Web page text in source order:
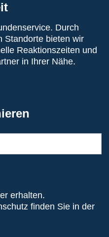
Durch
Standorte bieten wir
Reaktionszeiten und
in Ihrer Nähe.
erhalten.
finden Sie in der